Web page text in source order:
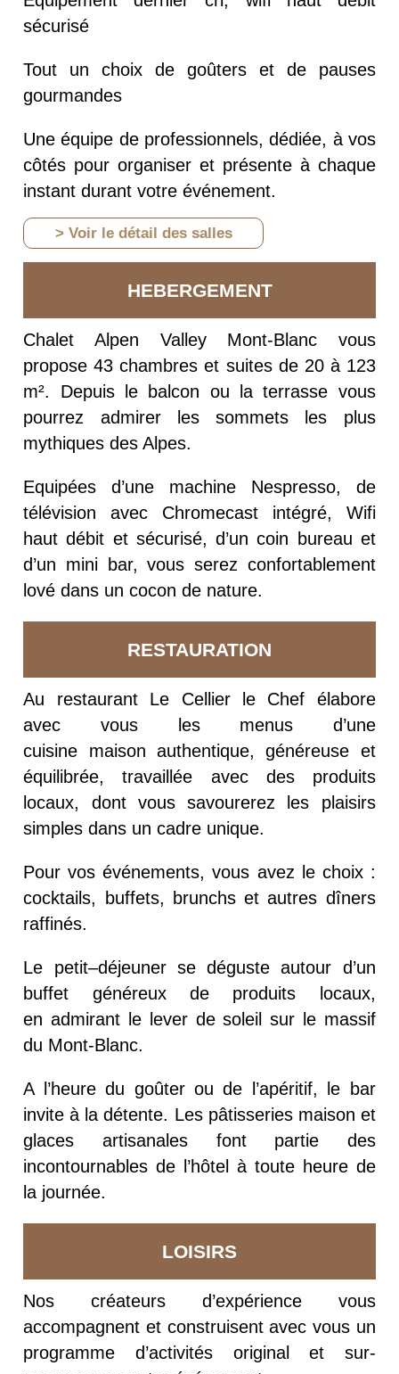
sécurisé
Tout un choix de goûters et de pauses
gourmandes
Une équipe de professionnels, dédiée, à vos
côtés pour organiser et présente à chaque
instant durant votre événement.
> Voir le détail des salles
HEBERGEMENT
Chalet Alpen Valley Mont-Blanc vous
propose 43 chambres et suites de 20 à 123
m². Depuis le balcon ou la terrasse vous
pourrez admirer les sommets les plus
mythiques des Alpes.
Equipées d’une machine Nespresso, de
télévision avec Chromecast intégré, Wifi
haut débit et sécurisé, d’un coin bureau et
d’un mini bar, vous serez confortablement
lové dans un cocon de nature.
RESTAURATION
Au restaurant Le Cellier leChef élabore
avec vous les menus d’une
cuisine maisonauthentique, généreuse et
équilibrée, travaillée avec des produits
locaux, dont vous savourerez les plaisirs
simples dans un cadre unique.
Pour vos événements, vous avez le choix :
cocktails, buffets, brunchs et autres dîners
raffinés.
Le petit–déjeuner se déguste autour d’un
buffet généreux
de produits locaux,
en admirant le lever de soleil sur le massif
du Mont-Blanc.
A l’heure du goûter ou de l’apéritif, le bar
invite à la détente. Les pâtisseries maison et
glaces artisanales font partie des
incontournables de l’hôtel à toute heure de
la journée.
LOISIRS
Nos créateurs d’expérience vous
accompagnent et construisent avec vous un
programme d’activités original et sur-